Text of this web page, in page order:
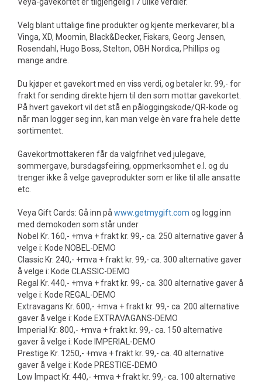
Velg blant uttalige fine produkter og kjente merkevarer, bl.a
Vinga, XD, Moomin, Black&Decker, Fiskars, Georg Jensen,
Rosendahl, Hugo Boss, Stelton, OBH Nordica, Phillips og
mange andre.
Du kjøper et gavekort med en viss verdi, og betaler kr. 99,- for
frakt for sending direkte hjem til den som mottar gavekortet.
På hvert gavekort vil det stå en påloggingskode/QR-kode og
når man logger seg inn, kan man velge èn vare fra hele dette
sortimentet.
Gavekortmottakeren får da valgfrihet ved julegave,
sommergave, bursdagsfeiring, oppmerksomhet e.l. og du
trenger ikke å velge gaveprodukter som er like til alle ansatte
etc.
Veya Gift Cards: Gå inn på www.getmygift.com og logg inn
med demokoden som står under
Nobel Kr. 160,- +mva + frakt kr. 99,- ca. 250 alternative gaver å
velge i: Kode NOBEL-DEMO
Classic Kr. 240,- +mva + frakt kr. 99,- ca. 300 alternative gaver
å velge i: Kode CLASSIC-DEMO
Regal Kr. 440,- +mva + frakt kr. 99,- ca. 300 alternative gaver å
velge i: Kode REGAL-DEMO
Extravagans Kr. 600,- +mva + frakt kr. 99,- ca. 200 alternative
gaver å velge i: Kode EXTRAVAGANS-DEMO
Imperial Kr. 800,- +mva + frakt kr. 99,- ca. 150 alternative
gaver å velge i: Kode IMPERIAL-DEMO
Prestige Kr. 1250,- +mva + frakt kr. 99,- ca. 40 alternative
gaver å velge i: Kode PRESTIGE-DEMO
Low Impact Kr. 440,- +mva + frakt kr. 99,- ca. 100 alternative